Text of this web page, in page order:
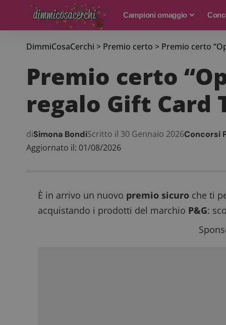
Campioni omaggio
DimmiCosaCerchi > Premio certo > Premio certo
Premio certo
regalo Gift Card
Aggiornato il: 01/08/2026
diSimona BondiScritto il 30 Gennaio 2026Concorsi
È in arrivo un nuovo premio sicuro che ti
acquistando i prodotti del marchio P&G: